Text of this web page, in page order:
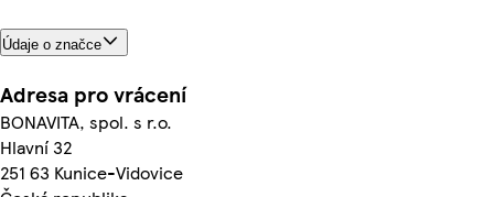
Údaje o značce
Adresa pro vrácení
BONAVITA, spol. s r.o.
Hlavní 32
251 63 Kunice-Vidovice